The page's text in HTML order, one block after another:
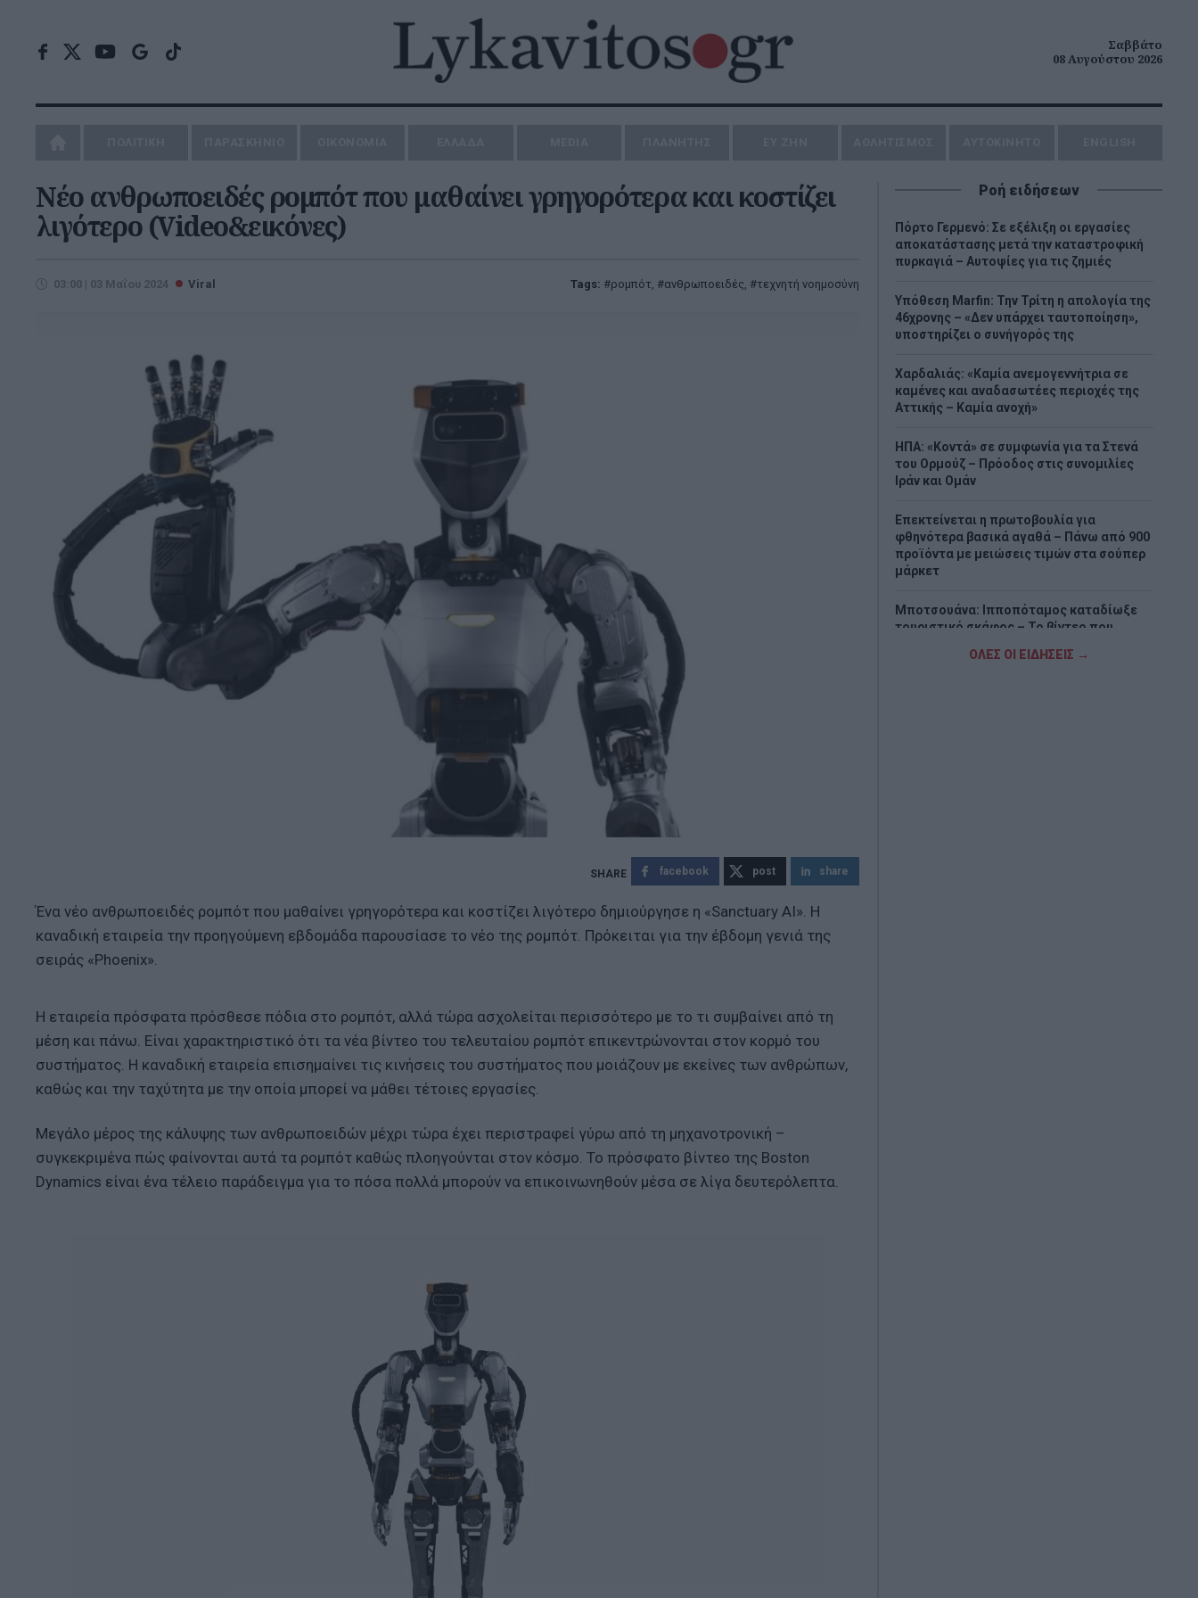
Σαββάτο
08 Αυγούστου 2026
Νέο ανθρωποειδές ρομπότ που μαθαίνει γρηγορότερα και κοστίζει
λιγότερο (Video&εικόνες)
03:00 | 03 Μαΐου 2024 Viral Tags: ρομπότ, ανθρωποειδές, τεχνητή νοημοσύνη
facebook post share
Ένα νέο ανθρωποειδές ρομπότ που μαθαίνει γρηγορότερα και κοστίζει λιγότερο δημιούργησε η «Sanctuary AI». Η
καναδική εταιρεία την προηγούμενη εβδομάδα παρουσίασε το νέο της ρομπότ. Πρόκειται για την έβδομη γενιά της
σειράς «Phoenix».
Η εταιρεία πρόσφατα πρόσθεσε πόδια στο ρομπότ, αλλά τώρα ασχολείται περισσότερο με το τι συμβαίνει από τη
μέση και πάνω. Είναι χαρακτηριστικό ότι τα νέα βίντεο του τελευταίου ρομπότ επικεντρώνονται στον κορμό του
συστήματος. Η καναδική εταιρεία επισημαίνει τις κινήσεις του συστήματος που μοιάζουν με εκείνες των ανθρώπων,
καθώς και την ταχύτητα με την οποία μπορεί να μάθει τέτοιες εργασίες.
Μεγάλο μέρος της κάλυψης των ανθρωποειδών μέχρι τώρα έχει περιστραφεί γύρω από τη μηχανοτρονική –
συγκεκριμένα πώς φαίνονται αυτά τα ρομπότ καθώς πλοηγούνται στον κόσμο. Το πρόσφατο βίντεο της Boston
Dynamics είναι ένα τέλειο παράδειγμα για το πόσα πολλά μπορούν να επικοινωνηθούν μέσα σε λίγα δευτερόλεπτα.
Ροή ειδήσεων
Πόρτο Γερμενό: Σε εξέλιξη οι εργασίες
αποκατάστασης μετά την καταστροφική
πυρκαγιά – Αυτοψίες για τις ζημιές
Υπόθεση Marfin: Την Τρίτη η απολογία της
46χρονης – «Δεν υπάρχει ταυτοποίηση»,
υποστηρίζει ο συνήγορός της
Χαρδαλιάς: «Καμία ανεμογεννήτρια σε
καμένες και αναδασωτέες περιοχές της
Αττικής – Καμία ανοχή»
ΗΠΑ: «Κοντά» σε συμφωνία για τα Στενά
του Ορμούζ – Πρόοδος στις συνομιλίες
Ιράν και Ομάν
Επεκτείνεται η πρωτοβουλία για
φθηνότερα βασικά αγαθά – Πάνω από 900
προϊόντα με μειώσεις τιμών στα σούπερ
μάρκετ
Μποτσουάνα: Ιπποπόταμος καταδίωξε
τουριστικό σκάφος – Το βίντεο που
ΟΛΕΣ ΟΙ ΕΙΔΗΣΕΙΣ →